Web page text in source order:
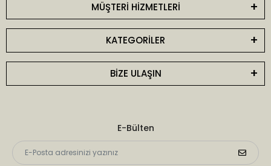
MÜŞTERİ HİZMETLERİ
KATEGORİLER
BİZE ULAŞIN
E-Bülten